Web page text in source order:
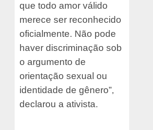
que todo amor válido
merece ser reconhecido
oficialmente. Não pode
haver discriminação sob
o argumento de
orientação sexual ou
identidade de gênero”,
declarou a ativista.